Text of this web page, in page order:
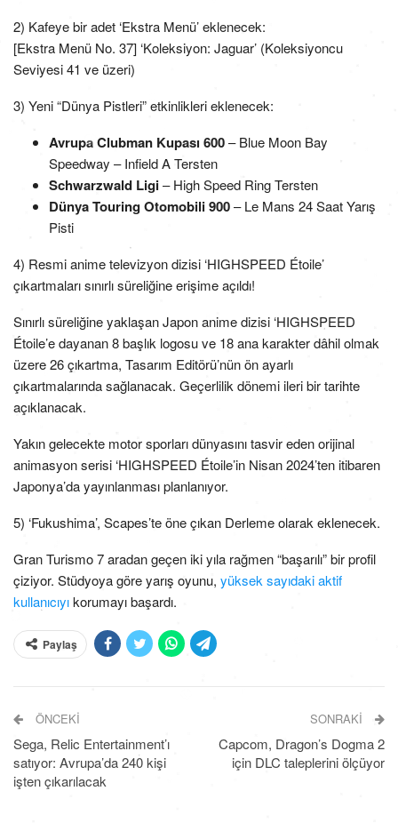
2) Kafeye bir adet ‘Ekstra Menü’ eklenecek:
[Ekstra Menü No. 37] ‘Koleksiyon: Jaguar’ (Koleksiyoncu
Seviyesi 41 ve üzeri)
3) Yeni “Dünya Pistleri” etkinlikleri eklenecek:
Avrupa Clubman Kupası 600– Blue Moon Bay
Speedway – Infield A Tersten
Schwarzwald Ligi– High Speed Ring Tersten
Dünya Touring Otomobili 900– Le Mans 24 Saat Yarış
Pisti
4) Resmi anime televizyon dizisi ‘HIGHSPEED Étoile’
çıkartmaları sınırlı süreliğine erişime açıldı!
Sınırlı süreliğine yaklaşan Japon anime dizisi ‘HIGHSPEED
Étoile’e dayanan 8 başlık logosu ve 18 ana karakter dâhil olmak
üzere 26 çıkartma, Tasarım Editörü’nün ön ayarlı
çıkartmalarında sağlanacak. Geçerlilik dönemi ileri bir tarihte
açıklanacak.
Yakın gelecekte motor sporları dünyasını tasvir eden orijinal
animasyon serisi ‘HIGHSPEED Étoile’in Nisan 2024’ten itibaren
Japonya’da yayınlanması planlanıyor.
5) ‘Fukushima’, Scapes’te öne çıkan Derleme olarak eklenecek.
Gran Turismo 7 aradan geçen iki yıla rağmen “başarılı” bir profil
çiziyor. Stüdyoya göre yarış oyunu, yüksek sayıdaki aktif
kullanıcıyıkorumayı başardı.
Paylaş
ÖNCEKI
Sega, Relic Entertainment’ı
satıyor: Avrupa’da 240 kişi
işten çıkarılacak
SONRAKI
Capcom, Dragon’s Dogma 2
için DLC taleplerini ölçüyor